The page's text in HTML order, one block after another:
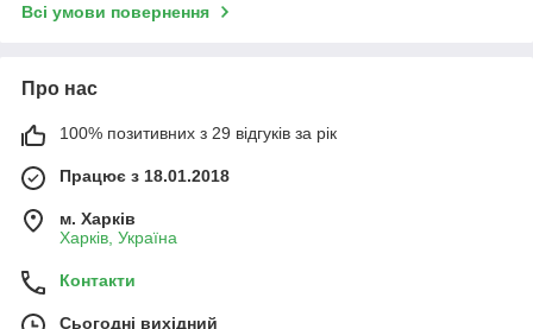
Всі умови повернення
Про нас
100% позитивних з 29 відгуків за рік
Працює з 18.01.2018
м. Харків
Харків, Україна
Контакти
Сьогодні вихідний